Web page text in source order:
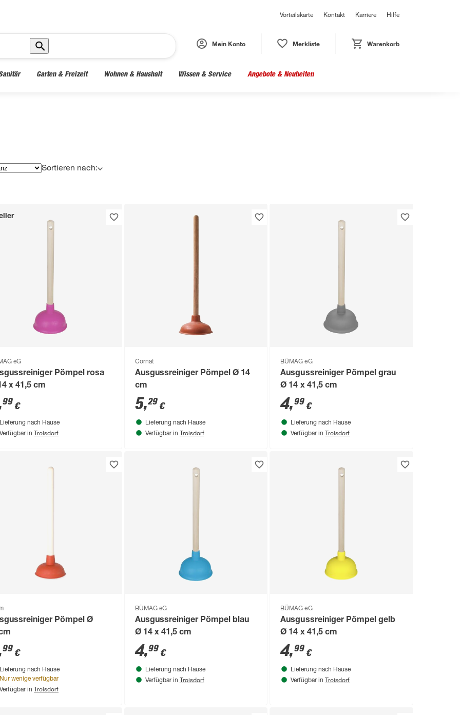
Vorteilskarte Kontakt Karriere Hilfe
Mein Konto Merkliste Warenkorb
Garten & Freizeit Wohnen & Haushalt Wissen & Service Angebote & Neuheiten
Sortieren nach:
eG
Pömpel rosa
x 41,5 cm
99 €
Lieferung nach Hause
Verfügbar in Troisdorf
Cornat
Ausgussreiniger Pömpel Ø 14
cm
5,29€
Lieferung nach Hause
Verfügbar in Troisdorf
BÜMAG eG
Ausgussreiniger Pömpel grau
Ø 14 x 41,5 cm
4,99 €
Lieferung nach Hause
Verfügbar in Troisdorf
Pömpel Ø
99 €
Lieferung nach Hause
Nur wenige verfügbar
Verfügbar in Troisdorf
BÜMAG eG
Ausgussreiniger Pömpel blau
Ø 14 x 41,5 cm
4,99€
Lieferung nach Hause
Verfügbar in Troisdorf
BÜMAG eG
Ausgussreiniger Pömpel gelb
Ø 14 x 41,5 cm
4,99 €
Lieferung nach Hause
Verfügbar in Troisdorf